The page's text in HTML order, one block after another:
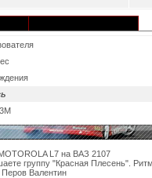
L7 на ВАЗ 2107
группу "Красная Плесень".
Перов Валентин